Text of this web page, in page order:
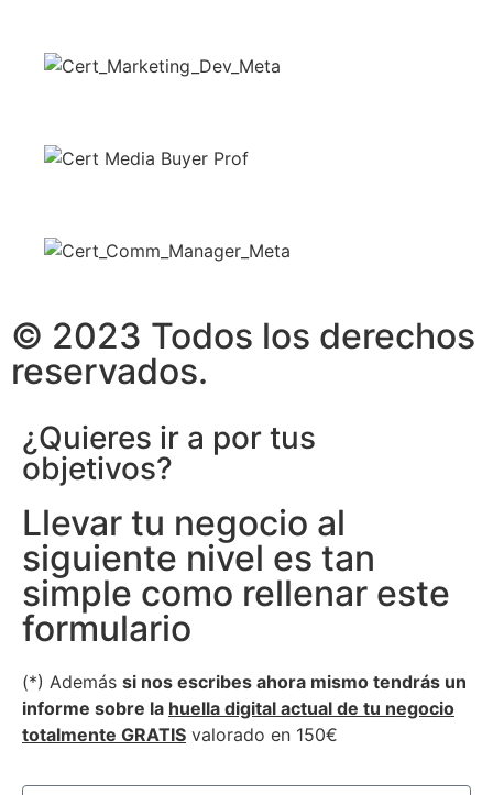
© 2023 Todos los derechos
reservados.
¿Quieres ir a por tus
objetivos?
Llevar tu negocio al
siguiente nivel es tan
simple como rellenar este
formulario
(*) Además si nos escribes ahora mismo tendrás un
informe sobre la huella digital actual de tu negocio
totalmente GRATIS valorado en 150€